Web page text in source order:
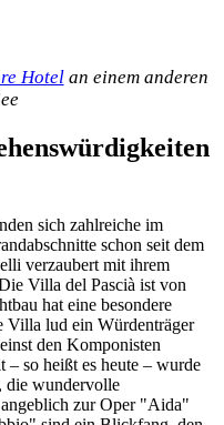
Hotelan einem anderen
sich zahlreiche im
schon seit dem
verzaubert mit ihrem
Villa del Pascià ist von
hat eine besondere
Villa lud ein Würdenträger
den Komponisten
so heißt es heute – wurde
die wundervolle
zur Oper "Aida"